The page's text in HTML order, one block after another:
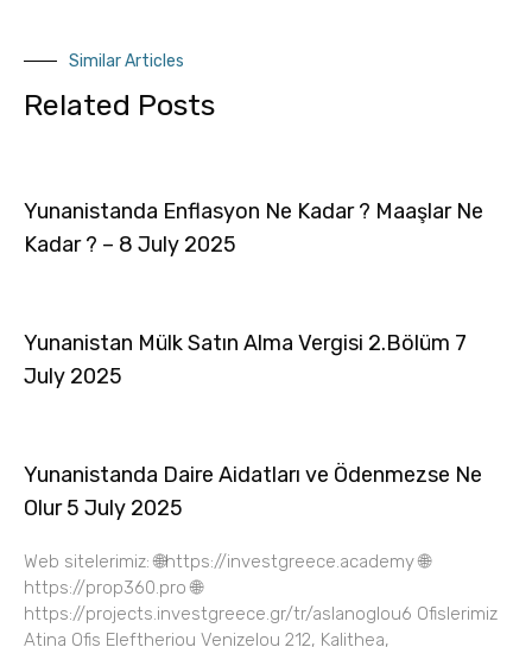
Similar Articles
Related Posts
Yunanistanda Enflasyon Ne Kadar ? Maaşlar Ne
Kadar ? – 8 July 2025
Yunanistan Mülk Satın Alma Vergisi 2.Bölüm 7
July 2025
Yunanistanda Daire Aidatları ve Ödenmezse Ne
Olur 5 July 2025
Web sitelerimiz: 🌐https://investgreece.academy 🌐
https://prop360.pro 🌐
https://projects.investgreece.gr/tr/aslanoglou6 Ofislerimiz
Atina Ofis Eleftheriou Venizelou 212, Kalithea,